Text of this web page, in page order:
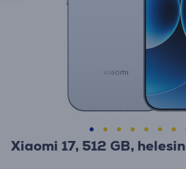
Xiaomi 17, 512 GB,